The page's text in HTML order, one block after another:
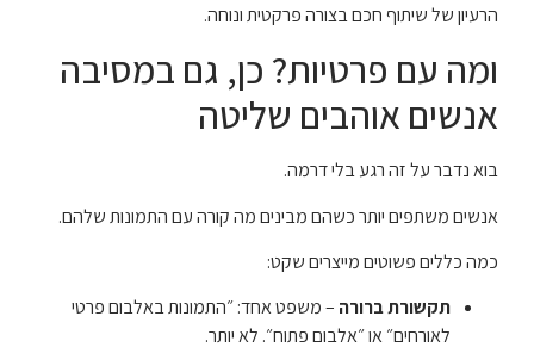
הרעיון של שיתוף חכם בצורה פרקטית ונוחה.
ומה עם פרטיות? כן, גם במסיבה
אנשים אוהבים שליטה
בוא נדבר על זה רגע בלי דרמה.
אנשים משתפים יותר כשהם מבינים מה קורה עם התמונות שלהם.
כמה כללים פשוטים מייצרים שקט:
תקשורת ברורה – משפט אחד: ״התמונות באלבום פרטי
לאורחים״ או ״אלבום פתוח״. לא יותר.